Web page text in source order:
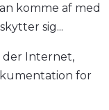
komme af med
sig...
der Internet,
for